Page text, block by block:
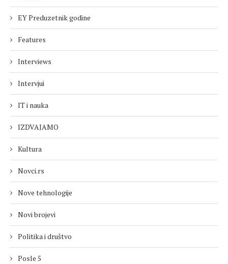
EY Preduzetnik godine
Features
Interviews
Intervjui
IT i nauka
IZDVAJAMO
Kultura
Novci.rs
Nove tehnologije
Novi brojevi
Politika i društvo
Posle 5